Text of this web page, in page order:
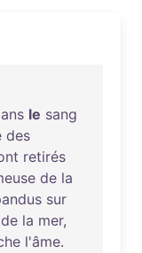
le sang
des
retirés
de la
sur
de la mer,
l'âme.